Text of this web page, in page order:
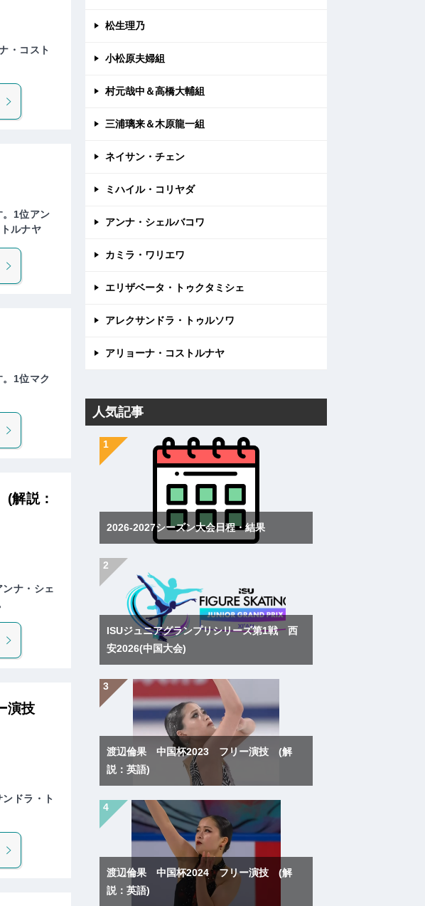
・コスト
。1位アン
ルナヤ
1位マク
解説：
ナ・シェ
演技
ドラ・ト
松生理乃
小松原夫婦組
村元哉中＆高橋大輔組
三浦璃来＆木原龍一組
ネイサン・チェン
ミハイル・コリヤダ
アンナ・シェルバコワ
カミラ・ワリエワ
エリザベータ・トゥクタミシェ
アレクサンドラ・トゥルソワ
アリョーナ・コストルナヤ
人気記事
2026-2027シーズン大会日程・結果
ISUジュニアグランプリシリーズ第1戦 西
安2026(中国大会)
渡辺倫果 中国杯2023 フリー演技 (解
説：英語)
渡辺倫果 中国杯2024 フリー演技 (解
説：英語)